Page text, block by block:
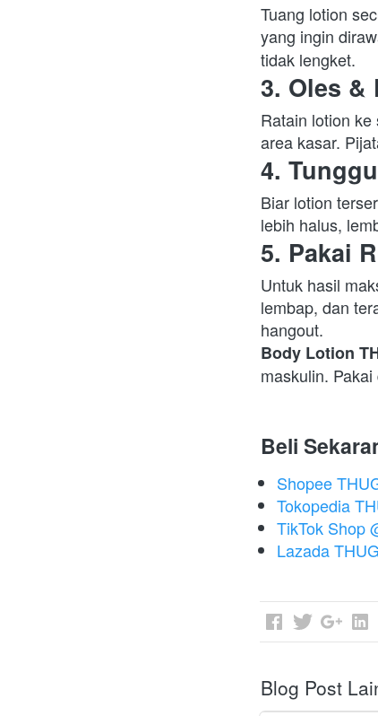
Tuang lotion
yang ingin
tidak lengket.
3. Oles &
Ratain lotion
area kasar.
4.
Biar lotion
lebih halus,
5. Pakai
Untuk hasil
lembap, dan
hangout.
Body Lotion
maskulin.
Beli
Shopee
Tokopedia
TikTok Shop
Lazada
Blog Post